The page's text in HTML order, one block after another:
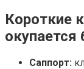
Короткие
окупается
Саппорт: